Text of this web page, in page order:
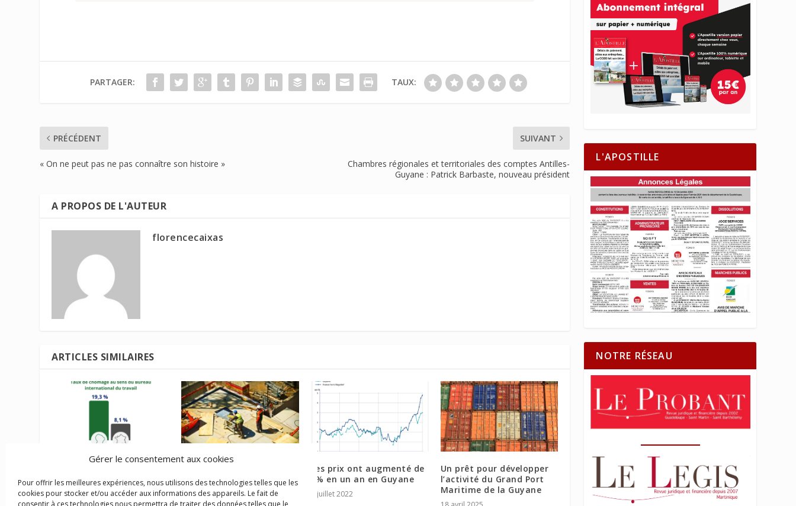
Gérer le consentement aux cookies
Pour offrir les meilleures expériences, nous utilisons des technologies telles que les
cookies pour stocker et/ou accéder aux informations des appareils. Le fait de
consentir à ces technologies nous permettra de traiter des données telles que le
PARTAGER: TAUX:
PRÉCÉDENT
« On ne peut pas ne pas connaître son histoire »
SUIVANT
Chambres régionales et territoriales des comptes Antilles-
Guyane : Patrick Barbaste, nouveau président
A PROPOS DE L'AUTEUR
florencecaixas
ARTICLES SIMILAIRES
L’économie guyanaise
croissante mais un
chômage en forte hausse
de logements à Macouria
1 mars 2024
Les prix ont augmenté de
3% en un an en Guyane
1 juillet 2022
Un prêt pour développer
l’activité du Grand Port
Maritime de la Guyane
L'APOSTILLE
NOTRE RÉSEAU